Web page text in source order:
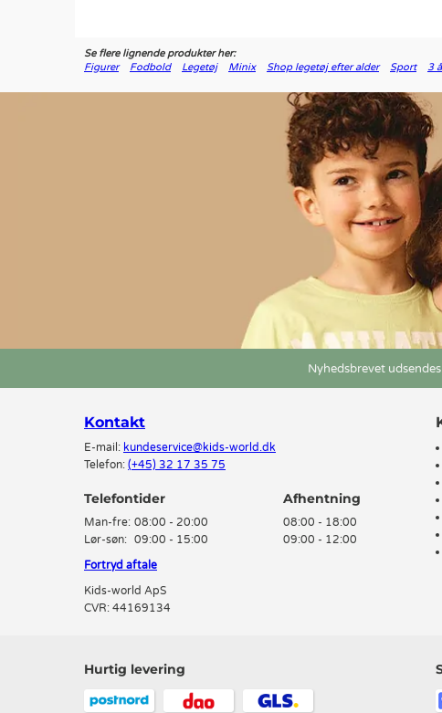
Se flere lignende produkter her:
Figurer
Fodbold Legetøj Minix Shop legetøj efter alder Sport 3
Nyhedsbrevet
Kontakt
E-mail: kundeservice@kids-world.dk
Telefon: (+45) 32 17 35 75
Telefontider
Man-fre: 08:00 - 20:00
Lør-søn: 09:00 - 15:00
08:00 - 18:00
09:00 - 12:00
Fortryd aftale
Kids-world ApS
CVR: 44169134
Hurtig levering